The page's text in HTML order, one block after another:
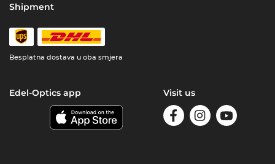
Shipment
Besplatna dostava u oba smjera
Edel-Optics app Visit us